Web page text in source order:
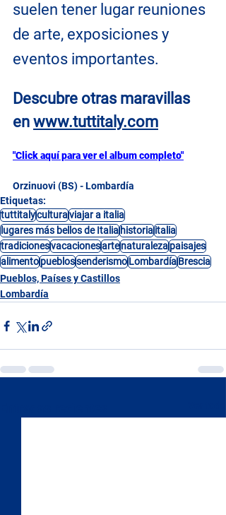
suelen tener lugar reuniones
de arte, exposiciones y
eventos importantes.
Descubre otras maravillas
en www.tuttitaly.com
"Click aquí para ver el album completo"
Orzinuovi (BS) - Lombardía
Etiquetas:
tuttitalyculturaviajar a italia
lugares más bellos de Italiahistoriaitalia
tradicionesvacacionesartenaturalezapaisajes
alimentopueblossenderismoLombardíaBrescia
Pueblos, Países y Castillos
Lombardía